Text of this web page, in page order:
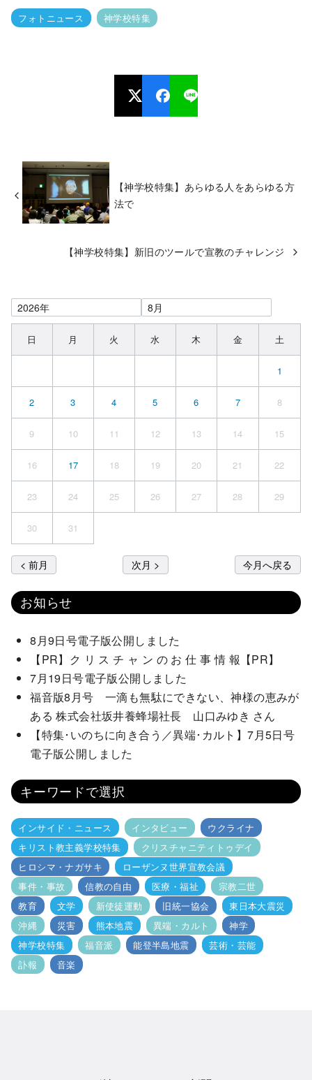
フォトニュース 神学校特集
【神学校特集】あらゆる人をあらゆる方
法で
【神学校特集】新旧のツールで宣教のチャレンジ
日 月 火 水 木 金 土
1
2 3 4 5 6 7 8
9 10 11 12 13 14 15
16 17 18 19 20 21 22
23 24 25 26 27 28 29
30 31
< 前月 次月 > 今月へ戻る
お知らせ
8月9日号電子版公開しました
【PR】ク リ ス チ ャ ン の お 仕 事 情 報【PR】
7月19日号電子版公開しました
福音版8月号 一滴も無駄にできない、神様の恵みが
ある 株式会社坂井養蜂場社長 山口みゆき さん
【特集･いのちに向き合う／異端･カルト】7月5日号
電子版公開しました
キーワードで選択
インサイド・ニュース インタビュー
ウクライナ
キリスト教主義学校特集
クリスチャニティトゥデイ
ヒロシマ・ナガサキ
ローザンヌ世界宣教会議
事件・事故
信教の自由 医療・福祉
宗教二世
教育
文学 新使徒運動 旧統一協会
東日本大震災
沖縄
災害 熊本地震 異端・カルト
神学
神学校特集
福音派 能登半島地震
芸術・芸能
訃報
音楽